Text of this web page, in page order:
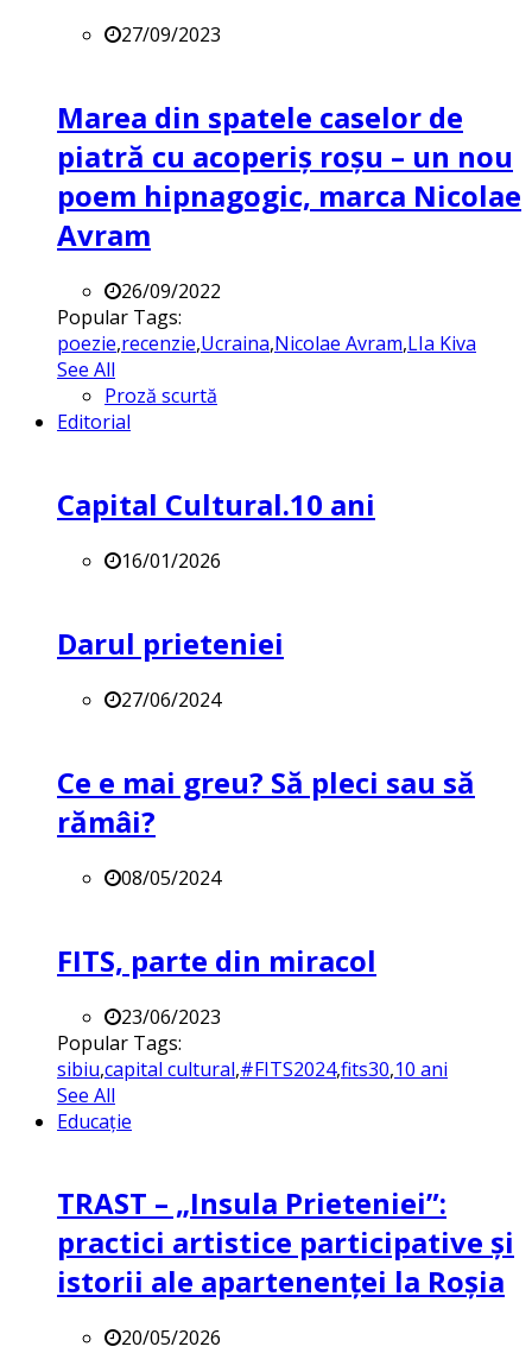
27/09/2023
Marea din spatele caselor de
piatră cu acoperiș roșu – un nou
poem hipnagogic, marca Nicolae
Avram
26/09/2022
Popular Tags:
poezie,recenzie,Ucraina,Nicolae Avram,LIa Kiva
See All
Proză scurtă
Editorial
Capital Cultural.10 ani
16/01/2026
Darul prieteniei
27/06/2024
Ce e mai greu? Să pleci sau să
rămâi?
08/05/2024
FITS, parte din miracol
23/06/2023
Popular Tags:
sibiu,capital cultural,#FITS2024,fits30,10 ani
See All
Educație
TRAST – „Insula Prieteniei”:
practici artistice participative și
istorii ale apartenenței la Roșia
20/05/2026